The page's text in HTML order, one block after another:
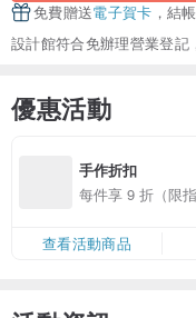
免費贈送電子賀卡 ，結
設計館符合免辦理營業登記
優惠活動
手作折扣
每件享 9 折（限指
查看活動商品